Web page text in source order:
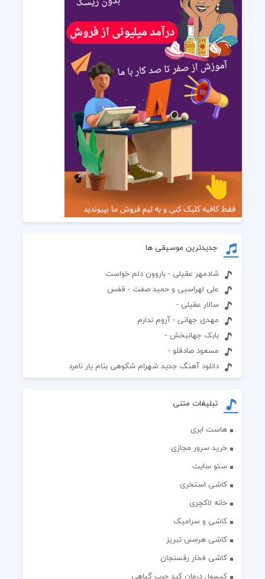
جدیدترین موسیقی ها
شادمهر عقیلی - باروون دلم خواست
علی لهراسبی و حمید صفت - قفس
سالار عقیلی -
مهدی جهانی - آروم ندارم
بابک جهانبخش -
مسعود صادقلو -
دانلود آهنگ جدید شهرام شکوهی بنام یار نامرد
تبلیغات متنی
هاست ابری
خرید سرور مجازی
سئو سایت
کاشی استخری
خانه لاکچری
کاشی و سرامیک
کاشی هرمس تبریز
کاشی فخار رفسنجان
کپسول درمان کبد چرب گیاهی